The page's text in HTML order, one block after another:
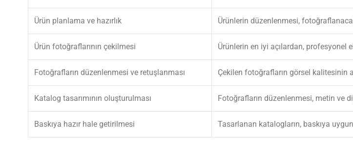
Ürün planlama ve hazırlık Ürünlerin düzenlenmesi,
Ürün fotoğraflarının çekilmesi Ürünlerin en iyi açılardan, profesyonel
Fotoğrafların düzenlenmesi ve retuşlanması Çekilen fotoğrafların görsel kalitesinin
Katalog tasarımının oluşturulması Fotoğrafların düzenlenmesi, metin ve
Baskıya hazır hale getirilmesi Tasarlanan katalogların, baskıya